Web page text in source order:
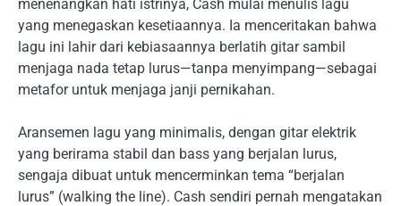
menenangkan hati istrinya, Cash mulai menulis lagu
yang menegaskan kesetiaannya. Ia menceritakan bahwa
lagu ini lahir dari kebiasaannya berlatih gitar sambil
menjaga nada tetap lurus—tanpa menyimpang—sebagai
metafor untuk menjaga janji pernikahan.
Aransemen lagu yang minimalis, dengan gitar elektrik
yang berirama stabil dan bass yang berjalan lurus,
sengaja dibuat untuk mencerminkan tema “berjalan
lurus” (walking the line). Cash sendiri pernah mengatakan